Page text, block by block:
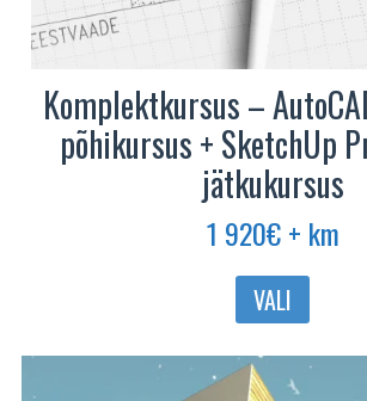
Komplektkursus –
põhikursus + SketchUp
jätkukursus
1 920€ + km
VALI